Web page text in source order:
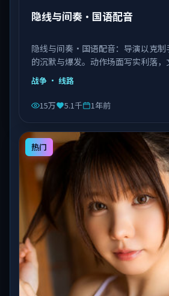
隐线与间奏·国语配音
隐线与间奏·国语配音：导演以克制
的沉默与爆发。动作场面写实利落
李安执导，王景春、艾伦、赵丽颖等
品，类型为战争。
战争 · 线路
15万 5.1千 1年前
热门